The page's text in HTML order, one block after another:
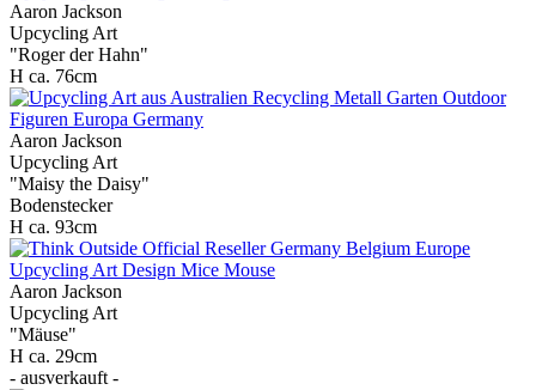
Aaron Jackson
Upcycling Art
"Roger der Hahn"
H ca. 76cm
Aaron Jackson
Upcycling Art
"Maisy the Daisy"
Bodenstecker
H ca. 93cm
Aaron Jackson
Upcycling Art
"Mäuse"
H ca. 29cm
- ausverkauft -